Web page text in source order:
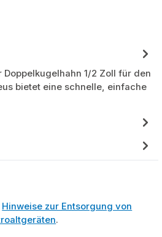
1/2 Zoll für den
bietet eine schnelle, einfache
Hinweise zur Entsorgung von
.